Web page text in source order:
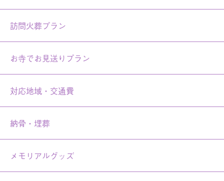
訪問火葬プラン
お寺でお見送りプラン
対応地域・交通費
納骨・埋葬
メモリアルグッズ